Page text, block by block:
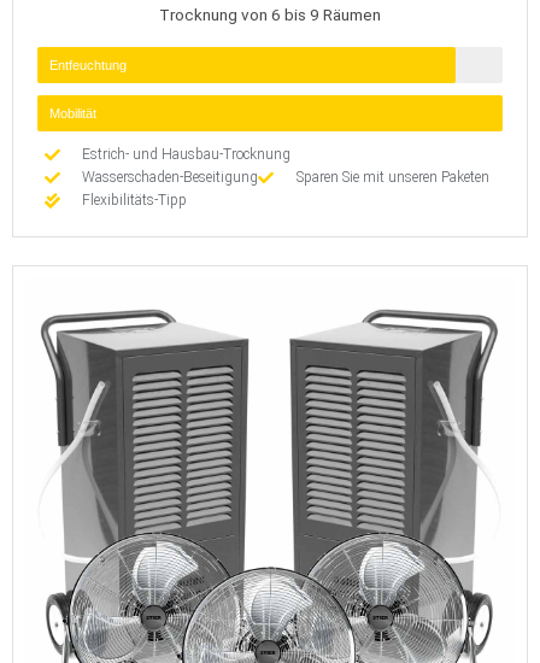
Trocknung von 6 bis 9 Räumen
Entfeuchtung
Mobilität
Estrich- und Hausbau-Trocknung
Wasserschaden-Beseitigung
Sparen Sie mit unseren Paketen
Flexibilitäts-Tipp